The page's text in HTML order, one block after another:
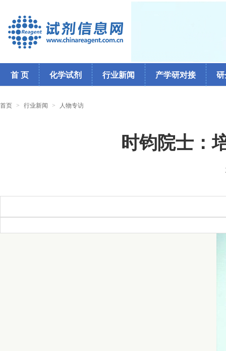
首 页 化学试剂 行业新闻 产学研对接 研
首页 > 行业新闻 > 人物专访
时钧院士：